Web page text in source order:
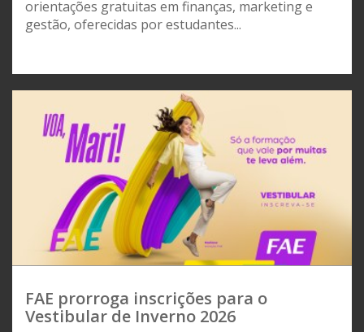
orientações gratuitas em finanças, marketing e
gestão, oferecidas por estudantes...
FAE prorroga inscrições para o
Vestibular de Inverno 2026